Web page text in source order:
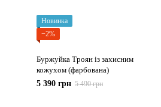
Новинка
−2%
Буржуйка Троян із захисним
кожухом (фарбована)
5 390 грн 5 490 грн